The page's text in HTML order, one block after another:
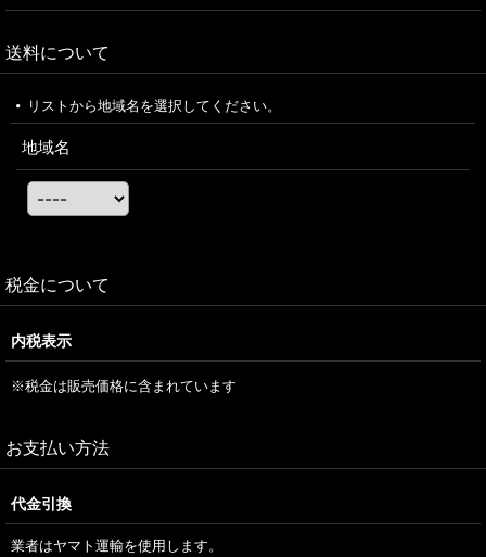
送料について
リストから地域名を選択してください。
地域名
税金について
内税表示
※税金は販売価格に含まれています
お支払い方法
代金引換
業者はヤマト運輸を使用します。